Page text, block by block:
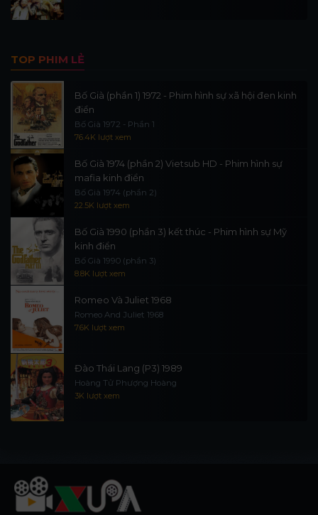
TOP PHIM LẺ
Bố Già (phần 1) 1972 - Phim hình sự xã hội đen kinh
điển
Bố Già 1972 - Phần 1
76.4K lượt xem
Bố Già 1974 (phần 2) Vietsub HD - Phim hình sự
mafia kinh điển
Bố Già 1974 (phần 2)
22.5K lượt xem
Bố Già 1990 (phần 3) kết thúc - Phim hình sự Mỹ
kinh điển
Bố Già 1990 (phần 3)
8.8K lượt xem
Romeo Và Juliet 1968
Romeo And Juliet 1968
7.6K lượt xem
Đào Thái Lang (P3) 1989
Hoàng Tử Phượng Hoàng
3K lượt xem